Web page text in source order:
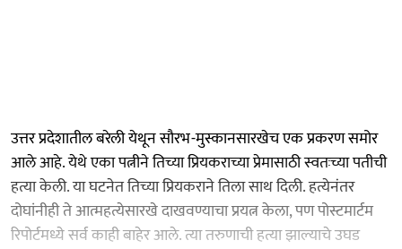
उत्तर प्रदेशातील बरेली येथून सौरभ-मुस्कानसारखेच एक प्रकरण समोर
आले आहे. येथे एका पत्नीने तिच्या प्रियकराच्या प्रेमासाठी स्वतःच्या पतीची
हत्या केली. या घटनेत तिच्या प्रियकराने तिला साथ दिली. हत्येनंतर
दोघांनीही ते आत्महत्येसारखे दाखवण्याचा प्रयत्न केला, पण पोस्टमार्टम
रिपोर्टमध्ये सर्व काही बाहेर आले. त्या तरुणाची हत्या झाल्याचे उघड